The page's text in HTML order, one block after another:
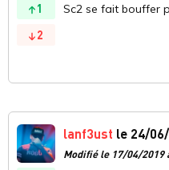
1
2
Sc2 se fait bouffer
lanf3ust le 24/
Modifié le 17/04/2019